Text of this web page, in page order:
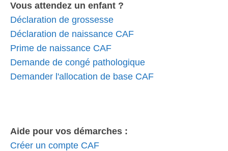
Vous attendez un enfant ?
Déclaration de grossesse
Déclaration de naissance CAF
Prime de naissance CAF
Demande de congé pathologique
Demander l'allocation de base CAF
Aide pour vos démarches :
Créer un compte CAF